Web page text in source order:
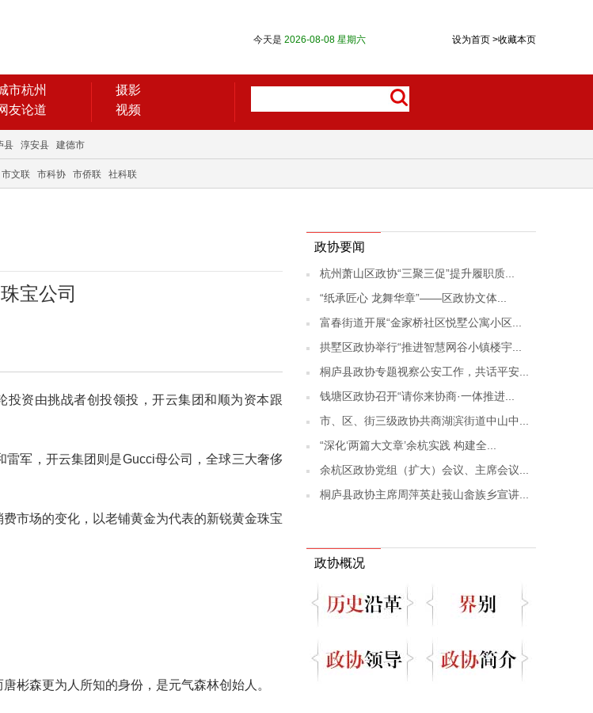
设为首页 >收藏本页
今天是 2026-08-08 星期六
市杭州
友论道
摄影
视频
县 淳安县 建德市
市文联 市科协 市侨联 社科联
宝公司
投资由挑战者创投领投，开云集团和顺为资本跟
军，开云集团则是Gucci母公司，全球三大奢侈
市场的变化，以老铺黄金为代表的新锐黄金珠宝
彬森更为人所知的身份，是元气森林创始人。
政协要闻
杭州萧山区政协“三聚三促”提升履职质...
“纸承匠心 龙舞华章”——区政协文体...
富春街道开展“金家桥社区悦墅公寓小区...
拱墅区政协举行“推进智慧网谷小镇楼宇...
桐庐县政协专题视察公安工作，共话平安...
钱塘区政协召开“请你来协商·一体推进...
市、区、街三级政协共商湖滨街道中山中...
“深化‘两篇大文章’余杭实践 构建全...
余杭区政协党组（扩大）会议、主席会议...
桐庐县政协主席周萍英赴莪山畲族乡宣讲...
政协概况